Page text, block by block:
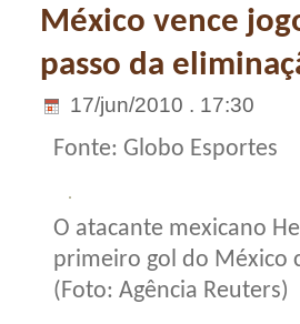
México vence
passo da
17/jun/2010 . 17:30
Fonte: Globo Esportes
O atacante mexicano
primeiro gol do México
(Foto: Agência Reuters)